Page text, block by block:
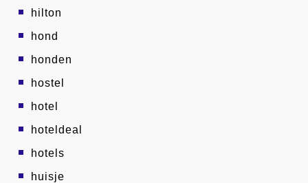
hilton
hond
honden
hostel
hotel
hoteldeal
hotels
huisje